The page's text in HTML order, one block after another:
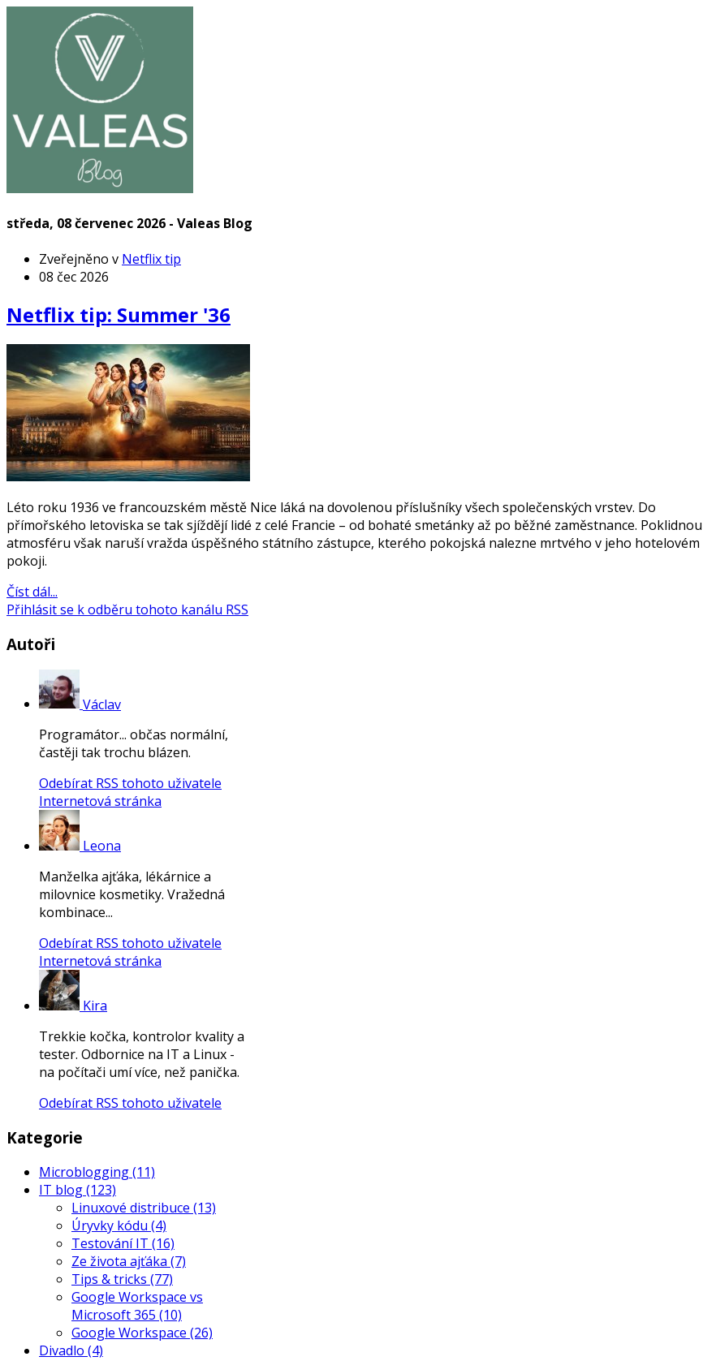
středa, 08 červenec 2026 - Valeas Blog
Zveřejněno v Netflix tip
08 čec 2026
Netflix tip: Summer '36
Léto roku 1936 ve francouzském městě Nice láká na dovolenou příslušníky všech společenských vrstev. Do
přímořského letoviska se tak sjíždějí lidé z celé Francie – od bohaté smetánky až po běžné zaměstnance. Poklidnou
atmosféru však naruší vražda úspěšného státního zástupce, kterého pokojská nalezne mrtvého v jeho hotelovém
pokoji.
Číst dál...
Přihlásit se k odběru tohoto kanálu RSS
Autoři
Václav
Programátor... občas normální,
častěji tak trochu blázen.
Odebírat RSS tohoto uživatele
Internetová stránka
Leona
Manželka ajťáka, lékárnice a
milovnice kosmetiky. Vražedná
kombinace...
Odebírat RSS tohoto uživatele
Internetová stránka
Kira
Trekkie kočka, kontrolor kvality a
tester. Odbornice na IT a Linux -
na počítači umí více, než panička.
Odebírat RSS tohoto uživatele
Kategorie
Microblogging(11)
IT blog(123)
Linuxové distribuce (13)
Úryvky kódu (4)
Testování IT (16)
Ze života ajťáka (7)
Tips & tricks (77)
Google Workspace vs
Microsoft 365 (10)
Google Workspace (26)
Divadlo (4)